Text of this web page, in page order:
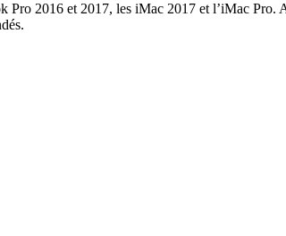
2016 et 2017, les iMac 2017 et l’iMac Pro.